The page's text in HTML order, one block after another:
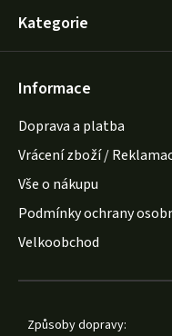
Kategorie
Informace
Doprava a platba
Vrácení zboží /
Vše o nákupu
Podmínky ochrany
Velkoobchod
Způsoby dopravy: